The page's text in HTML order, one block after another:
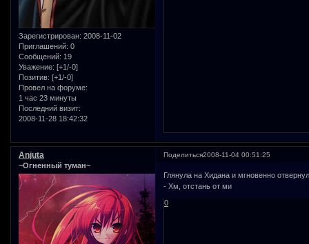
Зарегистрирован: 2008-11-02
Приглашений: 0
Сообщений: 19
Уважение: [+1/-0]
Позитив: [+1/-0]
Провел на форуме:
1 час 23 минуты
Последний визит:
2008-11-28 18:42:32
Поделиться2008-11-04 00:51:25
Anjuta
~Огненный туман~
Глянула на Хидана и мгновенно
- Хм, отстань от ми
0